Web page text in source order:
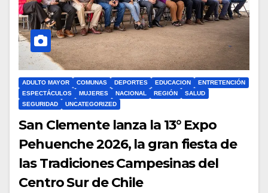
ADULTO MAYOR COMUNAS DEPORTES EDUCACION
ENTRETENCIÓN
ESPECTÁCULOS
MUJERES NACIONAL REGIÓN
SALUD
SEGURIDAD
UNCATEGORIZED
San Clemente lanza la 13° Expo
Pehuenche 2026, la gran fiesta de
las Tradiciones Campesinas del
Centro Sur de Chile